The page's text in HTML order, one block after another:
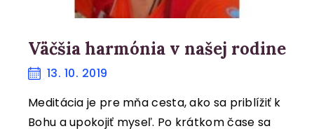
Väčšia harmónia v našej rodine
13. 10. 2019
Meditácia je pre mňa cesta, ako sa priblížiť k
Bohu a upokojiť myseľ. Po krátkom čase sa